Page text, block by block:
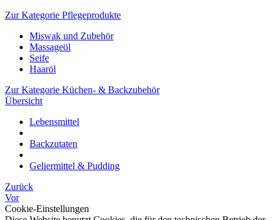
Zur Kategorie Pflegeprodukte
Miswak und Zubehör
Massageöl
Seife
Haaröl
Zur Kategorie Küchen- & Backzubehör
Übersicht
Lebensmittel
Backzutaten
Geliermittel & Pudding
Zurück
Vor
Cookie-Einstellungen